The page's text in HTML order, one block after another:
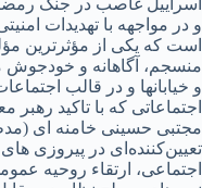
اسراییل غاصب در جنگ
و در مواجهه با تهدیدات
است که یکی از مؤثرترین
منسجم، آگاهانه و خودجوش
و خیابانها و در قالب
اجتماعاتی که با تاکید
مجتبی حسینی خامنه ای
تعیین‌کننده‌ای در پیروزی
اجتماعی، ارتقاء روحیه